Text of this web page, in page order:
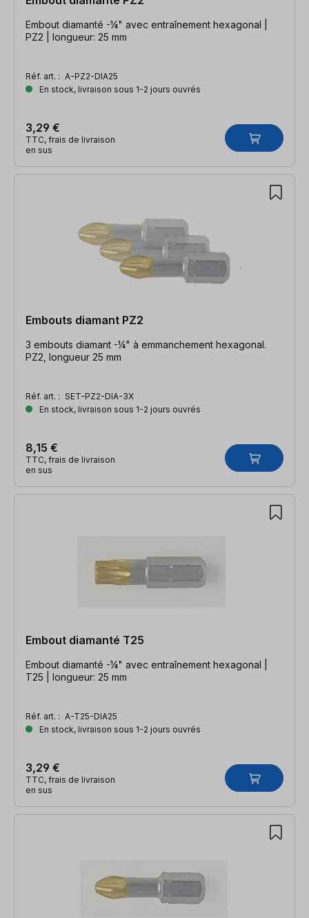
Embout diamanté -¼" avec entraînement hexagonal |
PZ2 | longueur: 25 mm
Réf. art. : A-PZ2-DIA25
En stock, livraison sous 1-2 jours ouvrés
3,29 €
TTC, frais de livraison
en sus
Embouts diamant PZ2
3 embouts diamant -¼" à emmanchement hexagonal.
PZ2, longueur 25 mm
Réf. art. : SET-PZ2-DIA-3X
En stock, livraison sous 1-2 jours ouvrés
8,15 €
TTC, frais de livraison
en sus
Embout diamanté T25
Embout diamanté -¼" avec entraînement hexagonal |
T25 | longueur: 25 mm
Réf. art. : A-T25-DIA25
En stock, livraison sous 1-2 jours ouvrés
3,29 €
TTC, frais de livraison
en sus